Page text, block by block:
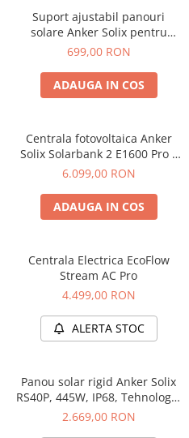
Suport ajustabil panouri
solare Anker Solix pentru
balcon set 2 perechi
699,00 RON
ADAUGA IN COS
Centrala fotovoltaica Anker
Solix Solarbank 2 E1600 Pro –
sistem Plug&Play DIY cu
management inteligent al
energiei, 1600Wh, 2400W
6.099,00 RON
ADAUGA IN COS
Centrala Electrica EcoFlow
Stream AC Pro
4.499,00 RON
ALERTA STOC
Panou solar rigid Anker Solix
RS40P, 445W, IP68, Tehnologie
IBC, set 2 buc
2.669,00 RON